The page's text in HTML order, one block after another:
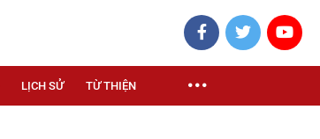
LỊCH SỬ TỪ THIỆN